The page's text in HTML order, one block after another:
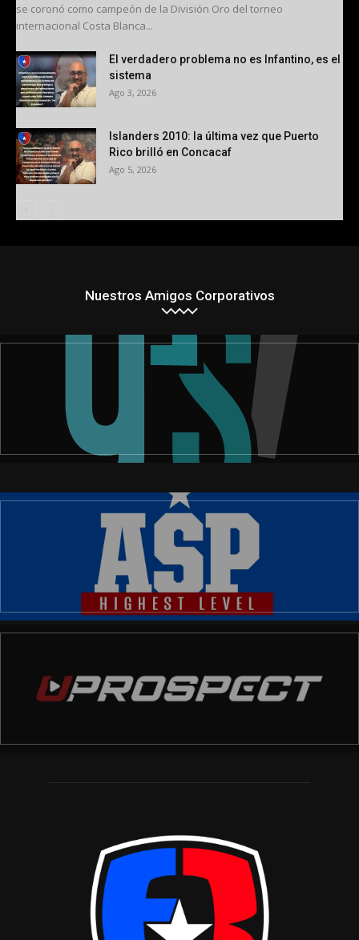
se coronó como campeón de la División Oro del torneo
internacional Costa Blanca...
El verdadero problema no es Infantino, es el
sistema
Ago 3, 2026
Islanders 2010: la última vez que Puerto
Rico brilló en Concacaf
Ago 5, 2026
Nuestros Amigos Corporativos